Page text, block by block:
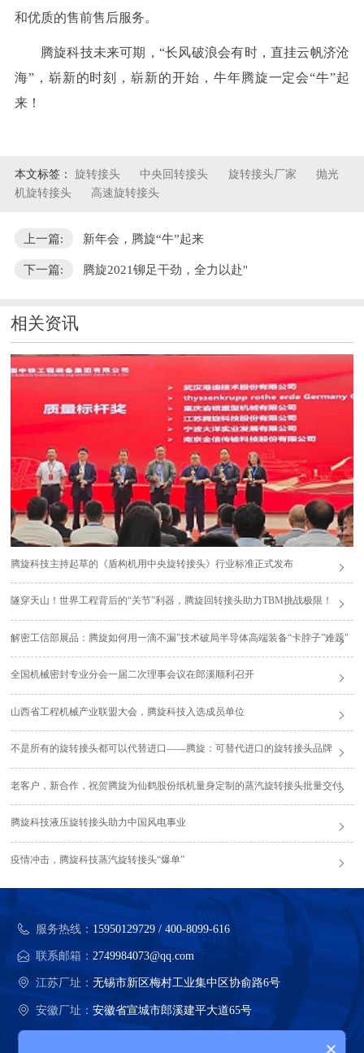
和优质的售前售后服务。
腾旋科技未来可期， “长风破浪会有时，直挂云帆济沧
海”，崭新的时刻，崭新的开始，牛年腾旋一定会“牛”起
来！
本文标签： 旋转接头 中央回转接头 旋转接头厂家
抛光
机旋转接头
高速旋转接头
上一篇: 新年会，腾旋“牛”起来
下一篇: 腾旋2021铆足干劲，全力以赴"
相关资讯
腾旋科技主持起草的《盾构机用中央旋转接头》行业标准正式发布
隧穿天山！世界工程背后的“关节”利器，腾旋回转接头助力TBM挑战极限！
解密工信部展品：腾旋如何用一滴不漏"技术破局半导体高端装备“卡脖子”难题"
全国机械密封专业分会一届二次理事会议在郎溪顺利召开
山西省工程机械产业联盟大会，腾旋科技入选成员单位
不是所有的旋转接头都可以代替进口——腾旋：可替代进口的旋转接头品牌
老客户，新合作，祝贺腾旋为仙鹤股份纸机量身定制的蒸汽旋转接头批量交付
腾旋科技液压旋转接头助力中国风电事业
疫情冲击，腾旋科技蒸汽旋转接头“爆单”
服务热线： 15950129729 / 400-8099-616
联系邮箱：2749984073@qq.com
江苏厂址：无锡市新区梅村工业集中区协俞路6号
安徽厂址：安徽省宣城市郎溪建平大道65号